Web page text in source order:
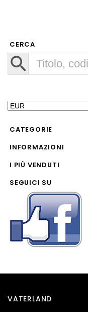
CERCA
CATEGORIE
INFORMAZIONI
I PIÙ VENDUTI
SEGUICI SU
VATERLAND